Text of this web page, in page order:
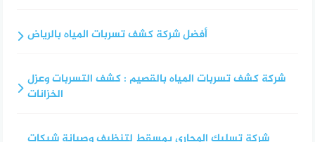
أفضل شركة كشف تسربات المياه بالرياض
شركة كشف تسربات المياه بالقصيم : كشف التسربات وعزل
الخزانات